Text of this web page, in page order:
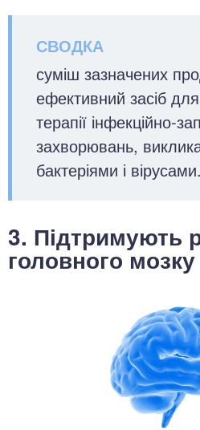
суміш зазначених
ефективний засіб
терапії інфекційно-
захворювань,
бактеріями і вірусами.
3. Підтримують
головного мозку